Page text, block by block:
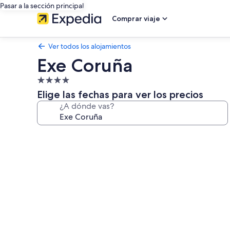
Pasar a la sección principal
Comprar viaje
Ver todos los alojamientos
Exe Coruña
Alojamiento
de
4.0 estrellas
Elige las fechas para ver los precios
¿A dónde vas?